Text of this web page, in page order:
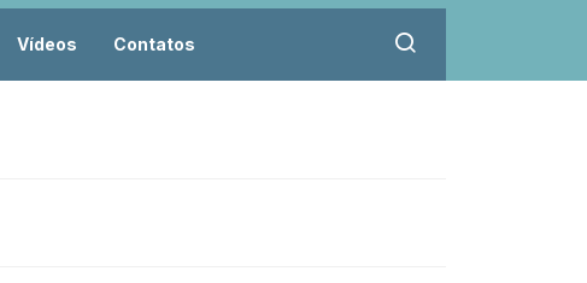
Vídeos Contatos